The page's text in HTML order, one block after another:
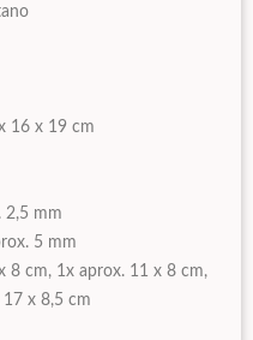
16 x 19 cm
2,5 mm
5 mm
8 cm, 1x aprox. 11 x 8 cm,
x 8,5 cm